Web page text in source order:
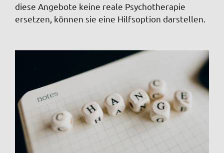
diese Angebote keine reale Psychotherapie
ersetzen, können sie eine Hilfsoption darstellen.